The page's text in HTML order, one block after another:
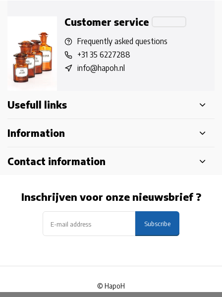
Customer service
Frequently asked questions
+31 35 6227288
info@hapoh.nl
Usefull links
Information
Contact information
Inschrijven voor onze nieuwsbrief ?
Subscribe
© HapoH